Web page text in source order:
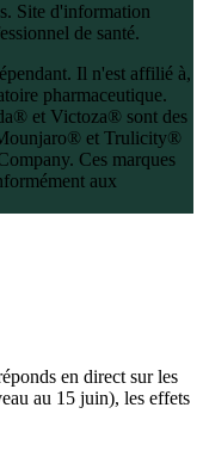
Site d'information
de santé.
Il n'est affilié à,
pharmaceutique.
et Victoza® sont des
et Trulicity®
Ces marques
aux
en direct sur les
au 15 juin), les effets